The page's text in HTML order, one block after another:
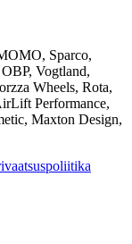
Sparco,
Vogtland,
Wheels, Rota,
Performance,
Maxton Design,